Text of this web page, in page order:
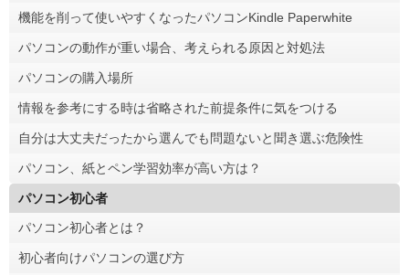
機能を削って使いやすくなったパソコンKindle Paperwhite
パソコンの動作が重い場合、考えられる原因と対処法
パソコンの購入場所
情報を参考にする時は省略された前提条件に気をつける
自分は大丈夫だったから選んでも問題ないと聞き選ぶ危険性
パソコン、紙とペン学習効率が高い方は？
パソコン初心者
パソコン初心者とは？
初心者向けパソコンの選び方